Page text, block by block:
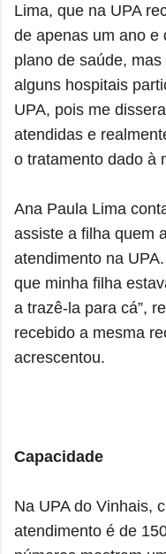
Lima, que na UPA
de apenas um ano e
plano de saúde,
alguns hospitais
UPA, pois me
atendidas e
o tratamento dado à
Ana Paula Lima
assiste a filha quem
atendimento na
que minha filha
a trazê-la para cá”,
recebido a mesma
acrescentou.
Capacidade
Na UPA do Vinhais,
atendimento é de